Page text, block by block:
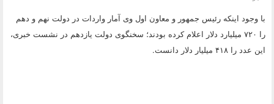
با وجود اینکه رئیس جمهور و معاون اول وی آمار واردات در دولت نهم و دهم
را ۷۲۰ میلیارد دلار اعلام کرده بودند؛ سخنگوی دولت یازدهم در نشست خبری،
این عدد را ۴۱۸ میلیار دلار دانست.